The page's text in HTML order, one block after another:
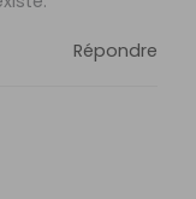
Répondre